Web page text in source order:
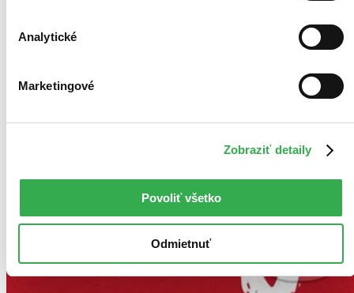
Analytické
Marketingové
Zobraziť detaily
Povoliť všetko
Odmietnuť